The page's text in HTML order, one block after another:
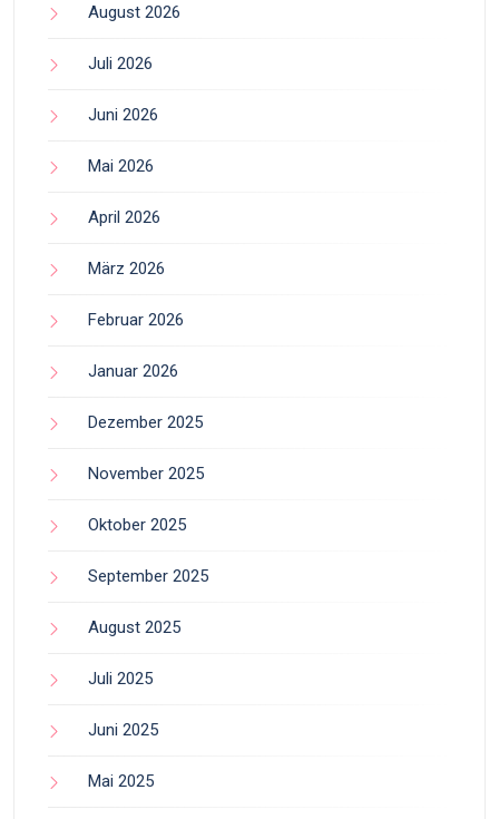
August 2026
Juli 2026
Juni 2026
Mai 2026
April 2026
März 2026
Februar 2026
Januar 2026
Dezember 2025
November 2025
Oktober 2025
September 2025
August 2025
Juli 2025
Juni 2025
Mai 2025